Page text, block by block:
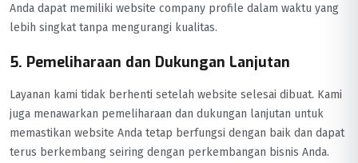
Anda dapat memiliki website company profile dalam waktu yang
lebih singkat tanpa mengurangi kualitas.
5. Pemeliharaan dan Dukungan Lanjutan
Layanan kami tidak berhenti setelah website selesai dibuat. Kami
juga menawarkan pemeliharaan dan dukungan lanjutan untuk
memastikan website Anda tetap berfungsi dengan baik dan dapat
terus berkembang seiring dengan perkembangan bisnis Anda.